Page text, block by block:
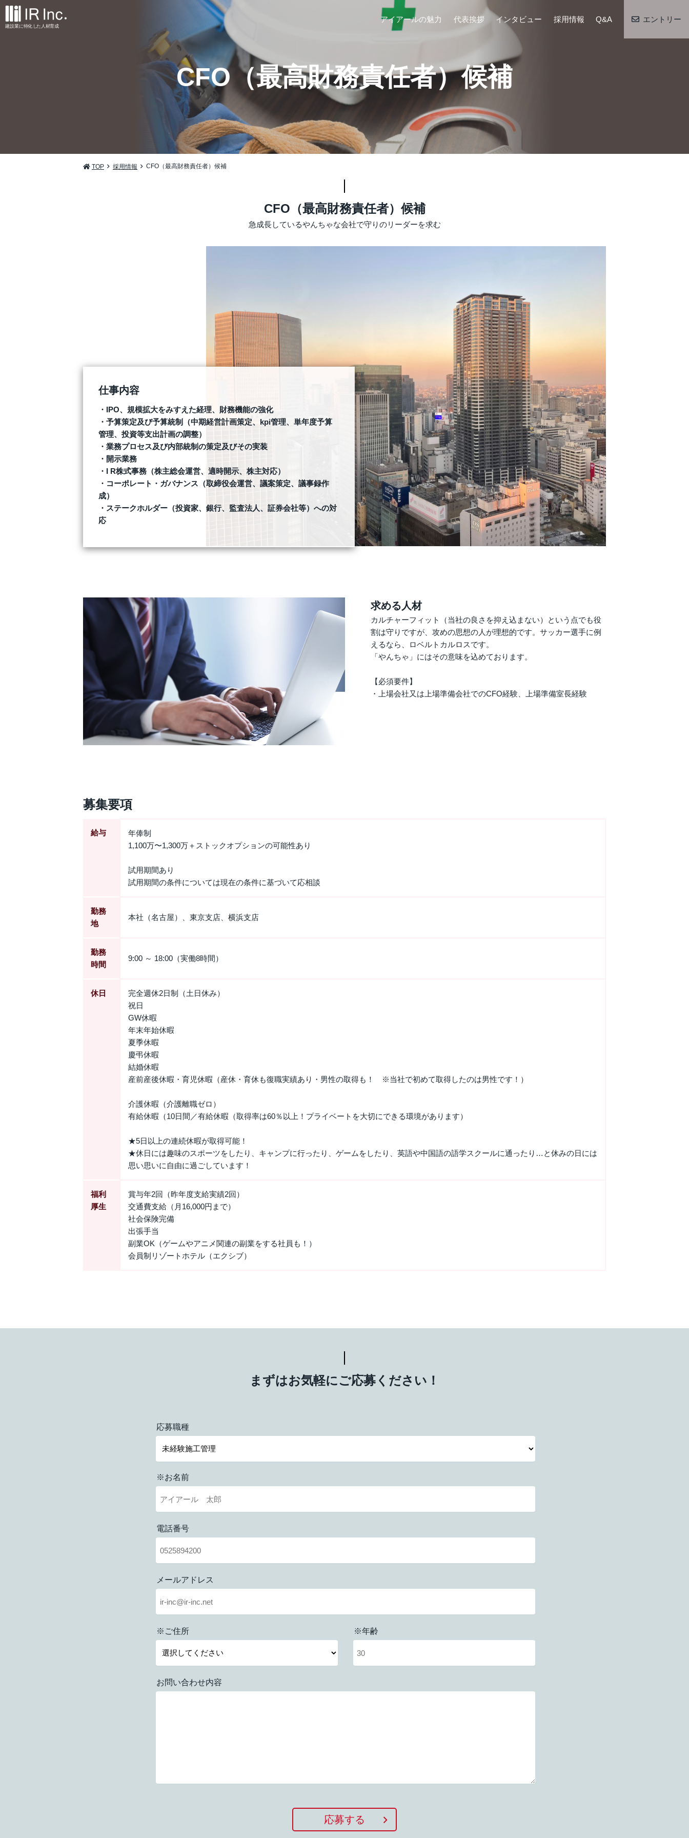
建設業に特化 した 人材育成
アイアールの魅力 代表挨拶 インタビュー 採用情報 Q&A エントリー
CFO（最高財務責任者）候補
TOP 採用情報 CFO（最高財務責任者）候補
CFO（最高財務責任者）候補
急成長しているやんちゃな会社で守りのリーダーを求む
仕事内容
IPO、規模拡大をみすえた経理、財務機能の強化
予算策定及び予算統制（中期経営計画策定、kpi管理、単年度予算
管理、投資等支出計画の調整）
業務プロセス及び内部統制の策定及びその実装
開示業務
I R株式事務（株主総会運営、適時開示、株主対応）
コーポレート・ガバナンス（取締役会運営、議案策定、議事録作
成）
ステークホルダー（投資家、銀行、監査法人、証券会社等）への対
応
求める人材
カルチャーフィット（当社の良さを抑え込まない）という点でも役
割は守りですが、攻めの思想の人が理想的です。サッカー選手に例
えるなら、ロベルトカルロスです。
「やんちゃ」にはその意味を込めております。
【必須要件】
・上場会社又は上場準備会社でのCFO経験、上場準備室長経験
募集要項
給与
年俸制
1,100万〜1,300万＋ストックオプションの可能性あり
試用期間あり
試用期間の条件については現在の条件に基づいて応相談
勤務
地
本社（名古屋）、東京支店、横浜支店
勤務
時間
9:00 ～ 18:00（実働8時間）
休日
完全週休2日制（土日休み）
祝日
GW休暇
年末年始休暇
夏季休暇
慶弔休暇
結婚休暇
産前産後休暇・育児休暇（産休・育休も復職実績あり・男性の取得も！ ※当社で初めて取得したのは男性です！）
介護休暇（介護離職ゼロ）
有給休暇（10日間／有給休暇（取得率は60％以上！プライベートを大切にできる環境があります）
★5日以上の連続休暇が取得可能！
★休日には趣味のスポーツをしたり、キャンプに行ったり、ゲームをしたり、英語や中国語の語学スクールに通ったり…と休みの日には
思い思いに自由に過ごしています！
福利
厚生
賞与年2回（昨年度支給実績2回）
交通費支給（月16,000円まで）
社会保険完備
出張手当
副業OK（ゲームやアニメ関連の副業をする社員も！）
会員制リゾートホテル（エクシブ）
まずはお気軽にご応募ください！
応募職種
※お名前
電話番号
メールアドレス
※ご住所 ※年齢
お問い合わせ内容
応募する